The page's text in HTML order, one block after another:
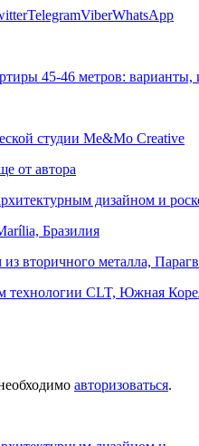
TelegramViberWhatsApp
45-46 метров: варианты,
студии Me&Mo Creative
от автора
дизайном и
Бразилия
вторичного металла,
технологии CLT, Южная
авторизоваться.